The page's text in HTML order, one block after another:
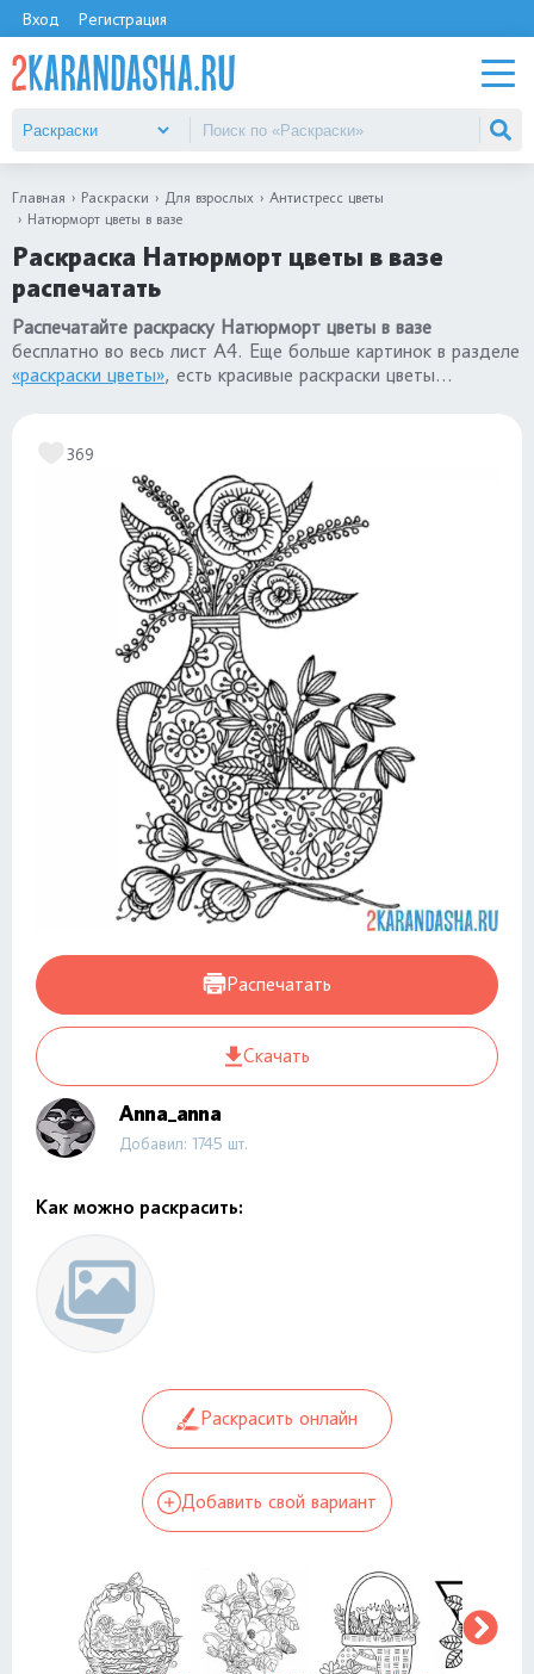
Вход Регистрация
Главная Раскраски Для взрослых
Антистресс цветы
Натюрморт цветы в вазе
Раскраска Натюрморт цветы в вазе
распечатать
Распечатайте раскраску Натюрморт цветы в вазе
бесплатно во весь лист А4. Еще больше картинок в разделе
«раскраски цветы», есть красивые раскраски цветы
369
Распечатать
Скачать
Anna_anna
Добавил: 1745 шт.
Как можно раскрасить:
Раскрасить онлайн
Добавить свой вариант